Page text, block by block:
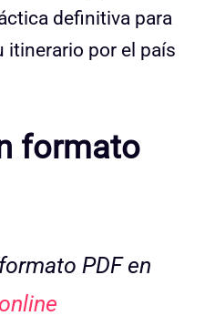
definitiva para
itinerario por el país
formato
PDF en